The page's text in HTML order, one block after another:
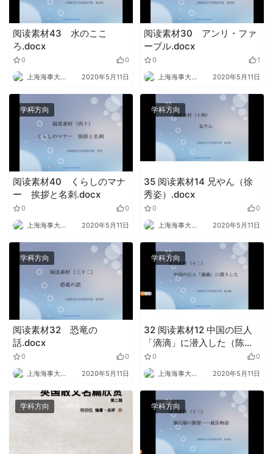
阅读素材43 水のここ
ろ.docx
0 0
上海海事大学外语 2020年5月11日
阅读素材30 アンリ・ファ
ーブル.docx
0 1
上海海事大学外语 2020年5月11日
学科方向
阅读素材40 くらしのマナ
ー 挨拶と名刺.docx
0 0
上海海事大学外语 2020年5月11日
学科方向
35 阅读素材14 兄やん（徐
秀姿）.docx
0 0
上海海事大学外语 2020年5月11日
学科方向
阅读素材32 恐竜の
話.docx
0 0
上海海事大学外语 2020年5月11日
学科方向
32 阅读素材12 中国の巨人
「滴滴」に潜入した（陈竞
薇）.docx
0 0
上海海事大学外语 2020年5月11日
学科方向 学科方向